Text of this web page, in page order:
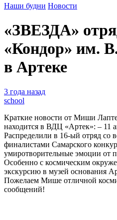
Наши будни Новости
«ЗВЕЗДА»
«Кондор» им.
в Артеке
3 года назад
school
Краткие новости от Миши
находится в ВДЦ «Артек»: – 11
Распределили в 16-ый отряд со
финалистами Самарского
умиротворительные эмоции от
Особенно с космическим
экскурсию в музей основания
Пожелаем Мише отличной
сообщений!